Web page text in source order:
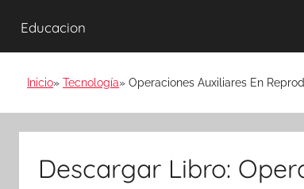
Educacion
Inicio Tecnología Operaciones Auxiliares En
Descargar Libro: